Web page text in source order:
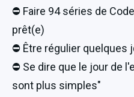
⛔️ Faire 94 séries de
prêt(e)
⛔️ Être régulier quelques
⛔️ Se dire que le jour de
sont plus simples"